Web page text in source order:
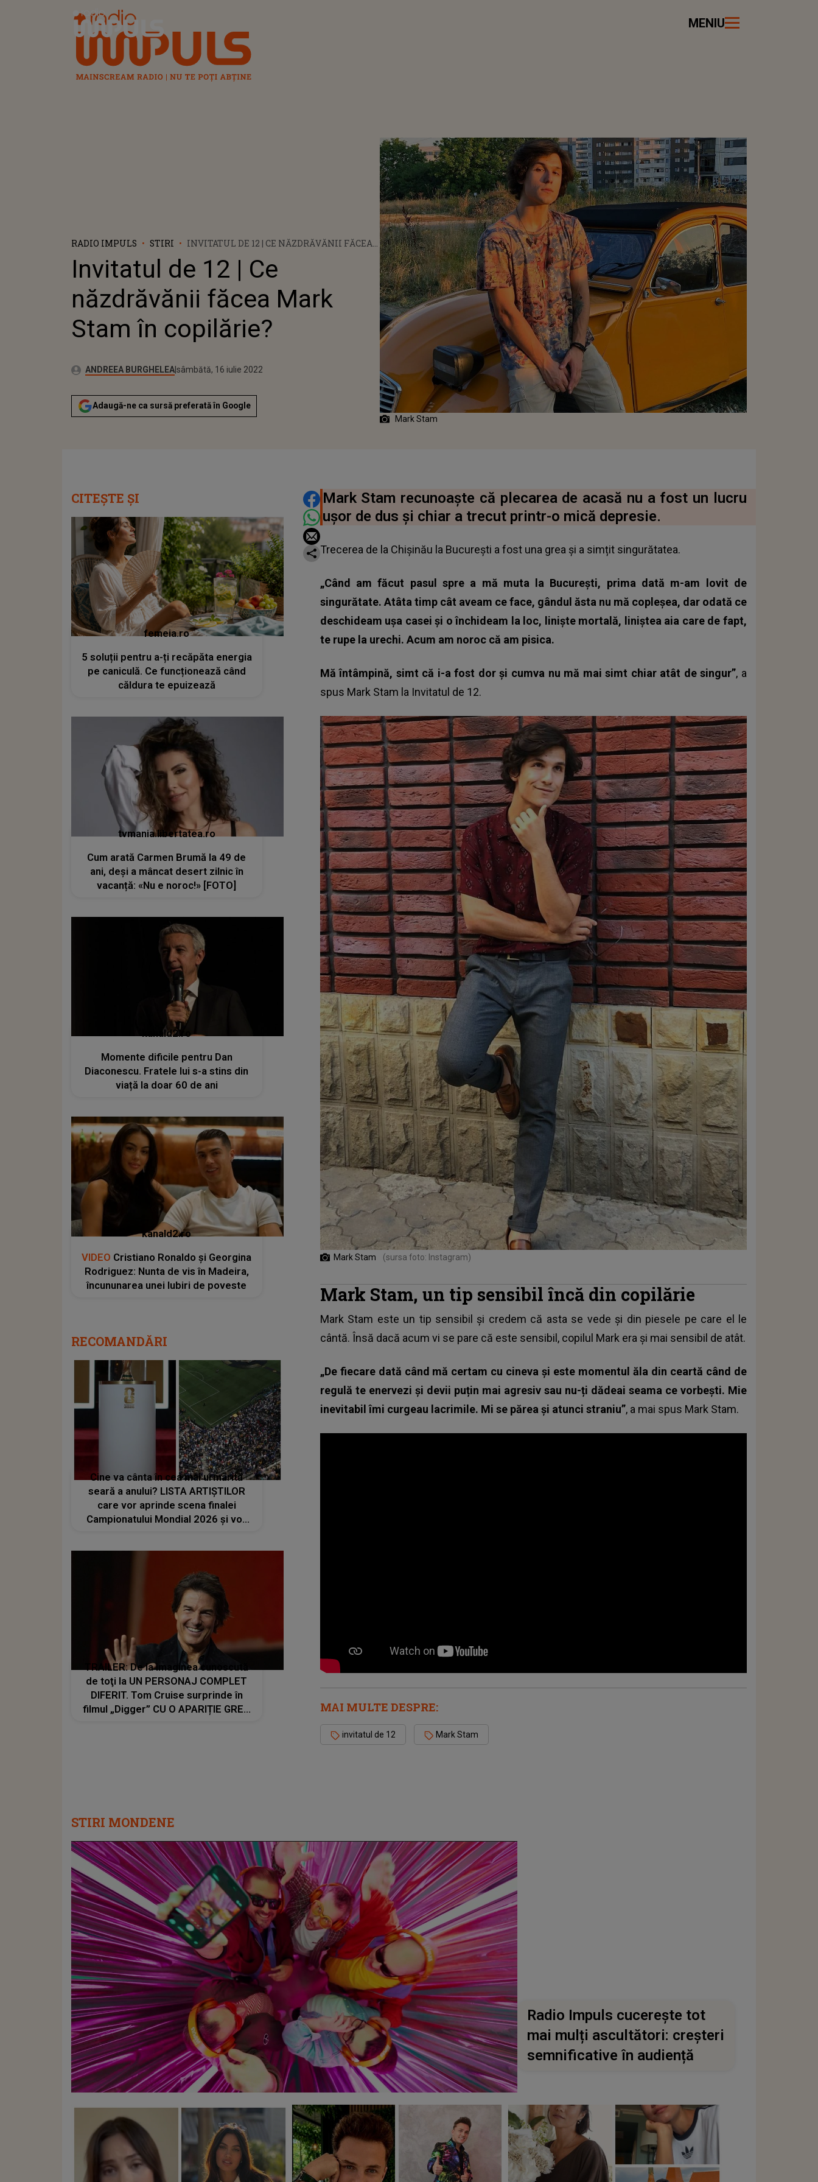
Radio Impuls MENIU
RADIO IMPULS STIRI
INVITATUL DE 12 | CE NĂZDRĂVĂNII FĂCEA
Invitatul de 12 | Ce
năzdrăvănii făcea Mark
Stam în copilărie?
Autor:ANDREEA BURGHELEAPublicat:
luni, 9 noiembrie 2020
Actualizat:
sâmbătă, 16 iulie 2022
Adaugă-ne ca sursă preferată în Google
Mark Stam
DISTRIBUIE ARTICOLUL
Mark Stam recunoaște că plecarea de acasă nu a fost un lucru
ușor de dus și chiar a trecut printr-o mică depresie.
Trecerea de la Chișinău la București a fost una grea și a simțit singurătatea.
„Când am făcut pasul spre a mă muta la București, prima dată m-am lovit de
singurătate. Atâta timp cât aveam ce face, gândul ăsta nu mă copleșea, dar odată ce
deschideam ușa casei și o închideam la loc, liniște mortală, liniștea aia care de fapt,
te rupe la urechi. Acum am noroc că am pisica.
Mă întâmpină, simt că i-a fost dor și cumva nu mă mai simt chiar atât de singur”, a
spus Mark Stam la Invitatul de 12.
Mark Stam (sursa foto: Instagram)
Mark Stam, un tip sensibil încă din copilărie
Mark Stam este un tip sensibil și credem că asta se vede și din piesele pe care el le
cântă. Însă dacă acum vi se pare că este sensibil, copilul Mark era și mai sensibil de atât.
„De fiecare dată când mă certam cu cineva și este momentul ăla din ceartă când de
regulă te enervezi și devii puțin mai agresiv sau nu-ți dădeai seama ce vorbești. Mie
inevitabil îmi curgeau lacrimile. Mi se părea și atunci straniu”, a mai spus Mark Stam.
MAI MULTE DESPRE:
invitatul de 12 Mark Stam
CITEȘTE ȘI
femeia.ro
5 soluții pentru a-ți recăpăta energia
pe caniculă. Ce funcționează când
căldura te epuizează
tvmania.libertatea.ro
Cum arată Carmen Brumă la 49 de
ani, deși a mâncat desert zilnic în
vacanță: «Nu e noroc!» [FOTO]
kanald2.ro
Momente dificile pentru Dan
Diaconescu. Fratele lui s-a stins din
viață la doar 60 de ani
kanald2.ro
VIDEO Cristiano Ronaldo și Georgina
Rodriguez: Nunta de vis în Madeira,
încununarea unei Iubiri de poveste
RECOMANDĂRI
Cine va cânta în cea mai urmărită
seară a anului? LISTA ARTIȘTILOR
care vor aprinde scena finalei
Campionatului Mondial 2026 și vor
TRAILER: De la imaginea cunoscută
de toţi la UN PERSONAJ COMPLET
DIFERIT. Tom Cruise surprinde în
filmul „Digger” CU O APARIȚIE GREU
STIRI MONDENE
Radio Impuls cucerește tot
mai mulți ascultători: creșteri
semnificative în audiență